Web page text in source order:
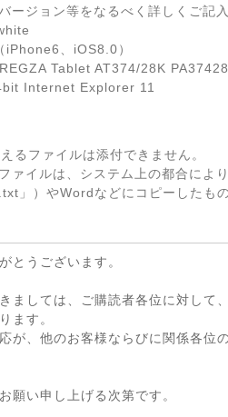
ージョン等をなるべく詳しくご記入
、iOS8.0）
Tablet AT374/28K
Internet Explorer 11
るファイルは添付できません。
ァイルは、システム上の都合によ
」）やWordなどにコピーしたも
とうございます。
ましては、ご購読者各位に対し
ます。
が、他のお客様ならびに関係各
願い申し上げる次第です。